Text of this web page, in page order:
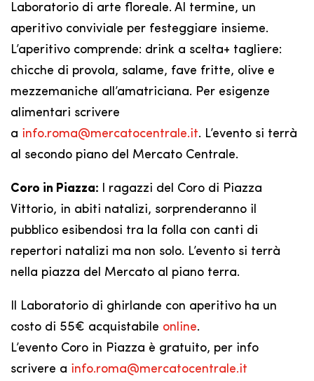
Laboratorio di arte floreale. Al termine, un
aperitivo conviviale per festeggiare insieme.
L’aperitivo comprende: drink a scelta+ tagliere:
chicche di provola, salame, fave fritte, olive e
mezzemaniche all’amatriciana. Per esigenze
alimentari scrivere
a info.roma@mercatocentrale.it. L’evento si terrà
al secondo piano del Mercato Centrale.
Coro in Piazza:
I ragazzi del Coro di Piazza
Vittorio, in abiti natalizi, sorprenderanno il
pubblico esibendosi tra la folla con canti di
repertori natalizi ma non solo. L’evento si terrà
nella piazza del Mercato al piano terra.
Il Laboratorio di ghirlande con aperitivo ha un
costo di 55€ acquistabile online.
L’evento Coro in Piazza è gratuito, per info
scrivere a info.roma@mercatocentrale.it